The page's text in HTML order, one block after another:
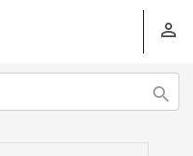

